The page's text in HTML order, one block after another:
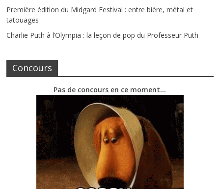
Première édition du Midgard Festival : entre bière, métal et
tatouages
Charlie Puth à l’Olympia : la leçon de pop du Professeur Puth
Concours
Pas de concours en ce moment…